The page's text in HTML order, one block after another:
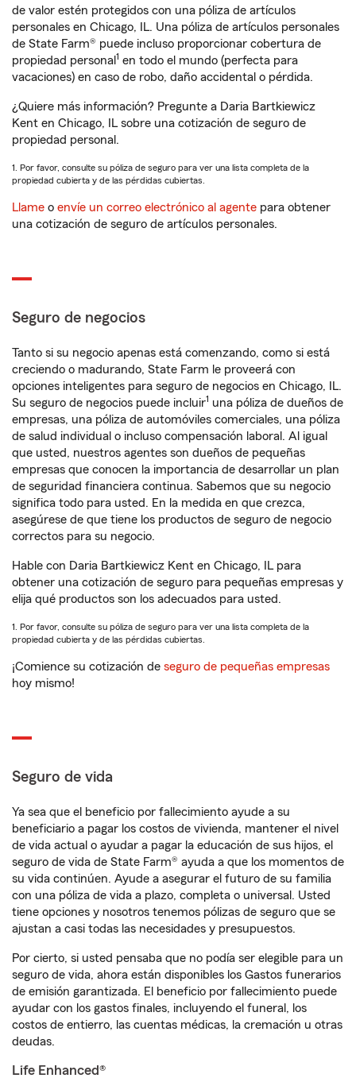
de valor estén protegidos con una póliza de artículos
personales en Chicago, IL. Una póliza de artículos personales
de State Farm® puede incluso proporcionar cobertura de
propiedad personal 1 en todo el mundo (perfecta para
vacaciones) en caso de robo, daño accidental o pérdida.
¿Quiere más información? Pregunte a Daria Bartkiewicz
Kent en Chicago, IL sobre una cotización de seguro de
propiedad personal.
1. Por favor, consulte su póliza de seguro para ver una lista completa de la
propiedad cubierta y de las pérdidas cubiertas.
Llame o envíe un correo electrónico al agente para obtener
una cotización de seguro de artículos personales.
Seguro de negocios
Tanto si su negocio apenas está comenzando, como si está
creciendo o madurando, State Farm le proveerá con
opciones inteligentes para seguro de negocios en Chicago, IL.
Su seguro de negocios puede incluir1 una póliza de dueños de
empresas, una póliza de automóviles comerciales, una póliza
de salud individual o incluso compensación laboral. Al igual
que usted, nuestros agentes son dueños de pequeñas
empresas que conocen la importancia de desarrollar un plan
de seguridad financiera continua. Sabemos que su negocio
significa todo para usted. En la medida en que crezca,
asegúrese de que tiene los productos de seguro de negocio
correctos para su negocio.
Hable con Daria Bartkiewicz Kent en Chicago, IL para
obtener una cotización de seguro para pequeñas empresas y
elija qué productos son los adecuados para usted.
1. Por favor, consulte su póliza de seguro para ver una lista completa de la
propiedad cubierta y de las pérdidas cubiertas.
¡Comience su cotización de seguro de pequeñas empresas
hoy mismo!
Seguro de vida
Ya sea que el beneficio por fallecimiento ayude a su
beneficiario a pagar los costos de vivienda, mantener el nivel
de vida actual o ayudar a pagar la educación de sus hijos, el
seguro de vida de State Farm® ayuda a que los momentos de
su vida continúen. Ayude a asegurar el futuro de su familia
con una póliza de vida a plazo, completa o universal. Usted
tiene opciones y nosotros tenemos pólizas de seguro que se
ajustan a casi todas las necesidades y presupuestos.
Por cierto, si usted pensaba que no podía ser elegible para un
seguro de vida, ahora están disponibles los Gastos funerarios
de emisión garantizada. El beneficio por fallecimiento puede
ayudar con los gastos finales, incluyendo el funeral, los
costos de entierro, las cuentas médicas, la cremación u otras
deudas.
Life Enhanced®